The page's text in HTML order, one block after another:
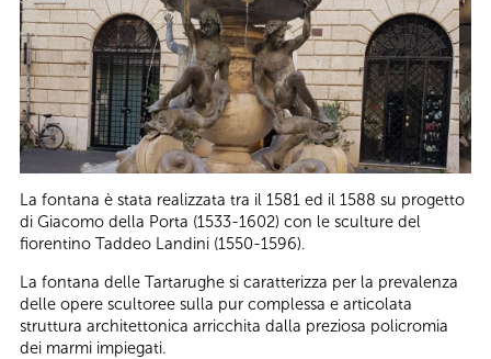
La fontana è stata realizzata tra il 1581 ed il 1588 su progetto
di Giacomo della Porta (1533-1602) con le sculture del
fiorentino Taddeo Landini (1550-1596).
La fontana delle Tartarughe si caratterizza per la prevalenza
delle opere scultoree sulla pur complessa e articolata
struttura architettonica arricchita dalla preziosa policromia
dei marmi impiegati.